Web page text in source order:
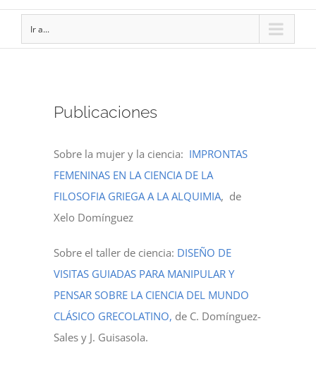
Ir a...
Publicaciones
Sobre la mujer y la ciencia: IMPRONTAS
FEMENINAS EN LA CIENCIA DE LA
FILOSOFIA GRIEGA A LA ALQUIMIA, de
Xelo Domínguez
Sobre el taller de ciencia: DISEÑO DE
VISITAS GUIADAS PARA MANIPULAR Y
PENSAR SOBRE LA CIENCIA DEL MUNDO
CLÁSICO GRECOLATINO, de C. Domínguez-
Sales y J. Guisasola.